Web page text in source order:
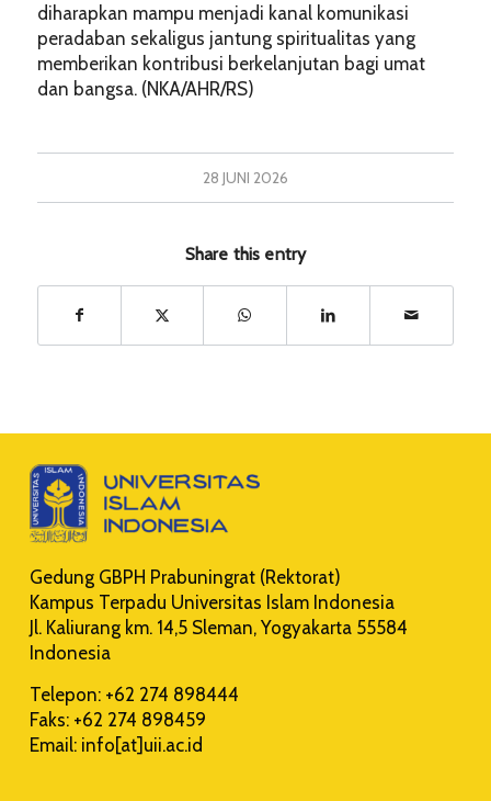
diharapkan mampu menjadi kanal komunikasi
peradaban sekaligus jantung spiritualitas yang
memberikan kontribusi berkelanjutan bagi umat
dan bangsa. (NKA/AHR/RS)
28 JUNI 2026
Share this entry
Gedung GBPH Prabuningrat (Rektorat)
Kampus Terpadu Universitas Islam Indonesia
Jl. Kaliurang km. 14,5 Sleman, Yogyakarta 55584
Indonesia
Telepon: +62 274 898444
Faks: +62 274 898459
Email: info[at]uii.ac.id